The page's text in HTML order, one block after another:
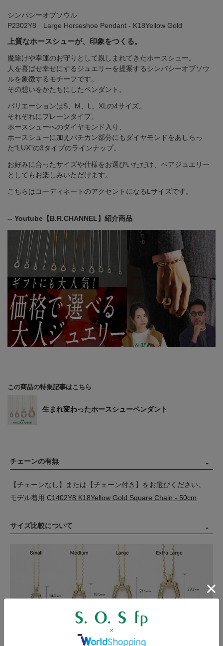
シンパシーオブソウル
P2302Y8 Large Horseshoe Pendant - K18Yellow Gold
上質なホースシューが、印象をつくる。
魔除けや幸運のお守りとして親しまれてきたホースシュー。
人を喜ばせ幸せにするジュエリーを提案するシンパシーオブソウ
ルを象徴するモチーフです。
その想いをかたちにしたペンダント。
バリエーションはS、M、L、XLの4サイズ。
それぞれにプレーンタイプ、
ホースシューへのダイヤモンド入り、
ホースシューに加えバチカン部分にもダイヤモンドをあしらっ
た“LUX”の3タイプのラインナップ。
お好みに合ったサイズや仕様をお選びいただけ、ペアジュエリー
としてもお楽しみいただけます。
こちらはコーディネートのアクセントになるLサイズです。
-- Youtube【B.R.CHANNEL】紹介商品
この商品の特集記事はこちら
生まれ変わったホースシューペンダント
チェーンの有無
【チェーンなし】または【チェーン付き】をお選びください。
モデル着用 C1402Y8 K18Yellow Gold Square Chain - 50cm
サイズ比較について
ホースシューペンダントの大きさの比較。当商品は